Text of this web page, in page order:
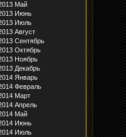
Май
Июнь
Июль
Август
Сентябрь
Октябрь
Ноябрь
Декабрь
Январь
Февраль
Март
Апрель
Май
Июнь
Июль